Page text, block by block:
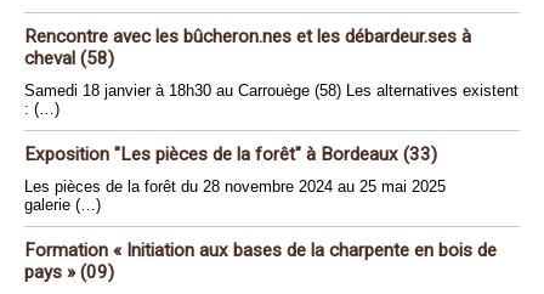
Rencontre avec les bûcheron.nes et les débardeur.ses à
cheval (58)
Samedi 18 janvier à 18h30 au Carrouège (58) Les alternatives existent
: (…)
Exposition "Les pièces de la forêt" à Bordeaux (33)
Les pièces de la forêt du 28 novembre 2024 au 25 mai 2025
galerie (…)
Formation « Initiation aux bases de la charpente en bois de
pays » (09)